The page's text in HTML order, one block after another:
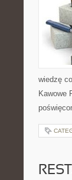
wiedzę
Kawowe